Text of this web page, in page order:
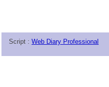
Script : Web Diary Professional